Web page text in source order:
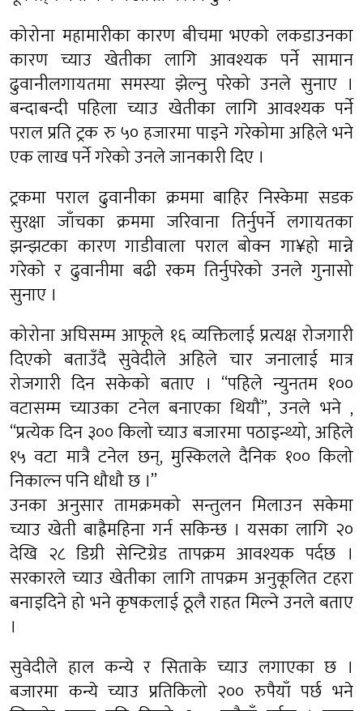
कोरोना महामारीका कारण बीचमा भएको लकडाउनका
कारण च्याउ खेतीका लागि आवश्यक पर्ने सामान
ढुवानीलगायतमा समस्या झेल्नु परेको उनले सुनाए ।
बन्दाबन्दी पहिला च्याउ खेतीका लागि आवश्यक पर्ने
पराल प्रति ट्रक रु ५० हजारमा पाइने गरेकोमा अहिले भने
एक लाख पर्ने गरेको उनले जानकारी दिए ।
ट्रकमा पराल ढुवानीका क्रममा बाहिर निस्केमा सडक
सुरक्षा जाँचका क्रममा जरिवाना तिर्नुपर्ने लगायतका
झन्झटका कारण गाडीवाला पराल बोक्न गा¥हो मान्ने
गरेको र ढुवानीमा बढी रकम तिर्नुपरेको उनले गुनासो
सुनाए ।
कोरोना अघिसम्म आफूले १६ व्यक्तिलाई प्रत्यक्ष रोजगारी
दिएको बताउँदै सुवेदीले अहिले चार जनालाई मात्र
रोजगारी दिन सकेको बताए । “पहिले न्युनतम १००
वटासम्म च्याउका टनेल बनाएका थियौं”, उनले भने ,
“प्रत्येक दिन ३०० किलो च्याउ बजारमा पठाइन्थ्यो, अहिले
१५ वटा मात्रै टनेल छन्, मुस्किलले दैनिक १०० किलो
निकाल्न पनि धौधौ छ ।”
उनका अनुसार तामक्रमको सन्तुलन मिलाउन सकेमा
च्याउ खेती बाह्रैमहिना गर्न सकिन्छ । यसका लागि २०
देखि २८ डिग्री सेन्टिग्रेड तापक्रम आवश्यक पर्दछ ।
सरकारले च्याउ खेतीका लागि तापक्रम अनुकूलित टहरा
बनाइदिने हो भने कृषकलाई ठूलै राहत मिल्ने उनले बताए
।
सुवेदीले हाल कन्ये र सिताके च्याउ लगाएका छ ।
बजारमा कन्ये च्याउ प्रतिकिलो २०० रुपैयाँ पर्छ भने